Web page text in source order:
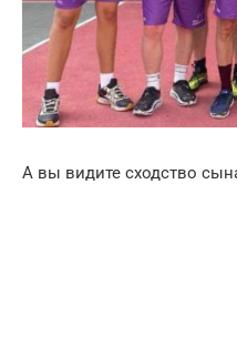
А вы видите сходство